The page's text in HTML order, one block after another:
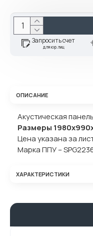
Запросить счет
для юр.лиц
ОПИСАНИЕ
Акустическая
Размеры
Цена указана за
Марка ППУ –
ХАРАКТЕРИСТИКИ